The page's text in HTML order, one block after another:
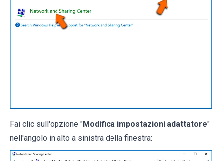
Fai clic sull'opzione "Modifica impostazioni adattatore"
nell'angolo in alto a sinistra della finestra: